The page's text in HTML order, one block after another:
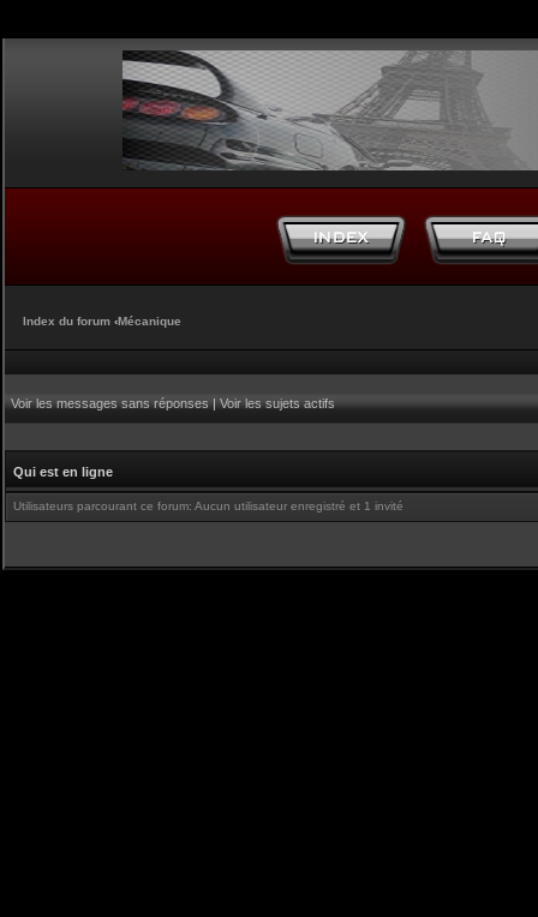
Index du forum ‹Mécanique
Voir les messages sans réponses|Voir les sujets actifs
Qui est en ligne
Utilisateurs parcourant ce forum: Aucun utilisateur enregistré et 1 invité